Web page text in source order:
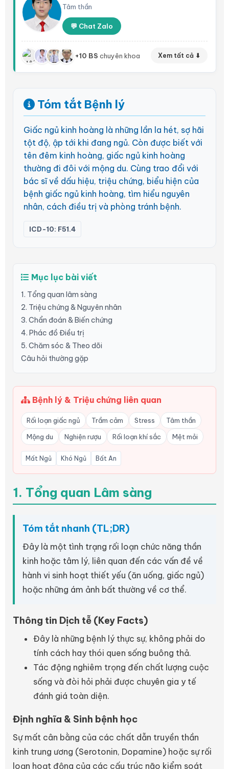
Tâm thần
💬 Chat Zalo
+10 BS chuyên khoa Xem tất cả ⬇
Tóm tắt Bệnh lý
Giấc ngủ kinh hoàng là những lần la hét, sợ hãi
tột độ, ập tới khi đang ngủ. Còn được biết với
tên đêm kinh hoàng, giấc ngủ kinh hoàng
thường đi đôi với mộng du. Cùng trao đổi với
bác sĩ về dấu hiệu, triệu chứng, biểu hiện của
bệnh giấc ngủ kinh hoàng, tìm hiểu nguyên
nhân, cách điều trị và phòng tránh bệnh.
ICD-10: F51.4
Mục lục bài viết
1. Tổng quan lâm sàng
2. Triệu chứng & Nguyên nhân
3. Chẩn đoán & Biến chứng
4. Phác đồ Điều trị
5. Chăm sóc & Theo dõi
Câu hỏi thường gặp
Bệnh lý & Triệu chứng liên quan
Rối loạn giấc ngủ Trầm cảm Stress
Tâm thần
Mộng du
Nghiện rượu Rối loạn khí sắc Mệt mỏi
Mất Ngủ Khó Ngủ Bất An
1. Tổng quan Lâm sàng
Tóm tắt nhanh (TL;DR)
Đây là một tình trạng rối loạn chức năng thần
kinh hoặc tâm lý, liên quan đến các vấn đề về
hành vi sinh hoạt thiết yếu (ăn uống, giấc ngủ)
hoặc những ám ảnh bất thường về cơ thể.
Thông tin Dịch tễ (Key Facts)
Đây là những bệnh lý thực sự, không phải do
tính cách hay thói quen sống buông thả.
Tác động nghiêm trọng đến chất lượng cuộc
sống và đòi hỏi phải được chuyên gia y tế
đánh giá toàn diện.
Định nghĩa & Sinh bệnh học
Sự mất cân bằng của các chất dẫn truyền thần
kinh trung ương (Serotonin, Dopamine) hoặc sự rối
loạn hoạt động của các cấu trúc não kiểm soát